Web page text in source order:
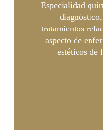
Especialidad
tratamientos
aspecto de
estéticos de